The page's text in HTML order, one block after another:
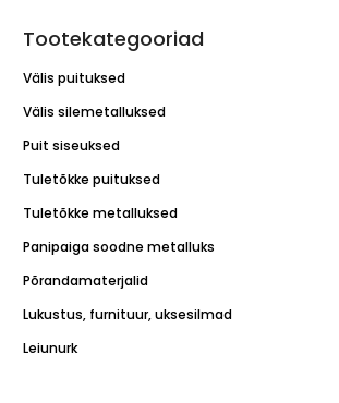
Tootekategooriad
Välis puituksed
Välis silemetalluksed
Puit siseuksed
Tuletõkke puituksed
Tuletõkke metalluksed
Panipaiga soodne metalluks
Põrandamaterjalid
Lukustus, furnituur, uksesilmad
Leiunurk